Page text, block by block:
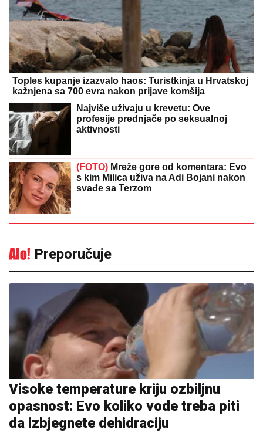
Toples kupanje izazvalo haos: Turistkinja u Hrvatskoj
kažnjena sa 700 evra nakon prijave komšija
Najviše uživaju u krevetu: Ove
profesije prednjače po seksualnoj
aktivnosti
(FOTO) Mreže gore od komentara: Evo
s kim Milica uživa na Adi Bojani nakon
svađe sa Terzom
Preporučuje
Visoke temperature kriju ozbiljnu
opasnost: Evo koliko vode treba piti
da izbjegnete dehidraciju